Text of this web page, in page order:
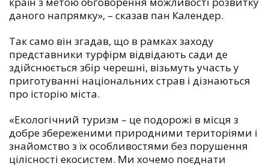
даного напрямку», – сказав пан Календер.
Так само він згадав, що в рамках заходу
представники турфірм відвідають сади де
здійснюється збір черешні, візьмуть участь у
приготуванні національних страв і дізнаються
про історію міста.
«Екологічний туризм – це подорожі в місця з
добре збереженими природними територіями і
знайомство з їх особливостями без порушення
цілісності екосистем. Ми хочемо поєднати